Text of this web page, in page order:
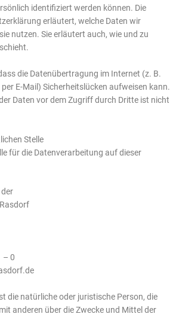
identifiziert werden können. Die
erläutert, welche Daten wir
nutzen. Sie erläutert auch, wie und zu
die Datenübertragung im Internet (z. B.
E-Mail) Sicherheitslücken aufweisen kann.
Daten vor dem Zugriff durch Dritte ist nicht
Stelle
für die Datenverarbeitung auf dieser
– 0
die natürliche oder juristische Person, die
anderen über die Zwecke und Mittel der